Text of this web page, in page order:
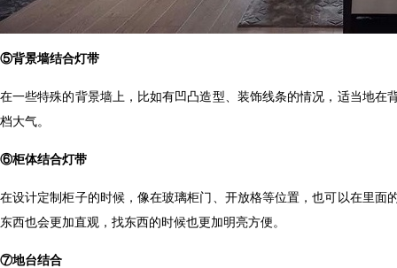
⑤背景墙结合灯带
在一些特殊的背景墙上，比如有凹凸造型、装饰线条的情况，适当地
档大气。
⑥柜体结合灯带
在设计定制柜子的时候，像在玻璃柜门、开放格等位置，也可以在
东西也会更加直观，找东西的时候也更加明亮方便。
⑦地台结合